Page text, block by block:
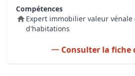
Compétences
Expert immobilier valeur vénale
d'habitations
Consulter la fiche